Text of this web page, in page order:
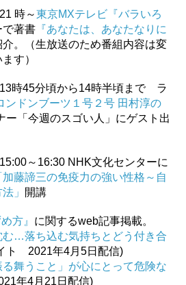
時～東京MXテレビ『バラいろ
で著書 『あなたは、あなたなりに
介。（生放送のため番組内容は変
す）
時45分頃から14時半頃まで ラ
ンドンブーツ１号２号 田村淳の
ー「今週のスゴい人」にゲスト出
～16:30 NHK文化センターに
加藤諦三の免疫力の強い性格～自
」
開講
方』 に関するweb記事掲載。
む…落ち込む気持ちとどう付き合
ト 2021年4月5日配信)
る舞うこと」が心にとって危険な
年4月21日配信)